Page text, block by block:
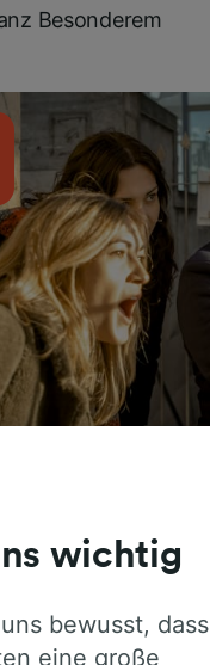
Besonderem
Nutzern
wichtig
bewusst, dass
eine große